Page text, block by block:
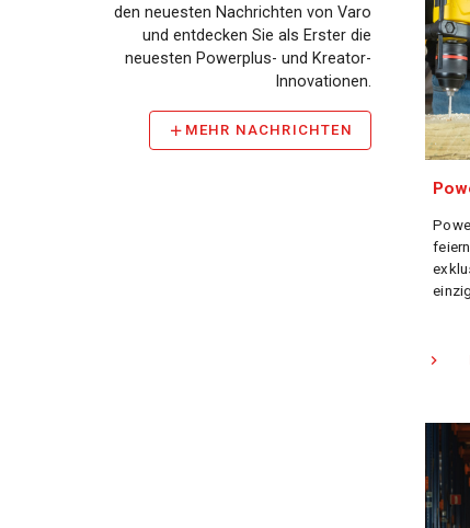
den neuesten Nachrichten von Varo
und entdecken Sie als Erster die
neuesten Powerplus- und Kreator-
Innovationen.
MEHR NACHRICHTEN